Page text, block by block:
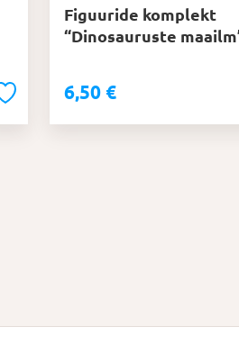
Figuuride komplekt
“Dinosauruste
6,50 €